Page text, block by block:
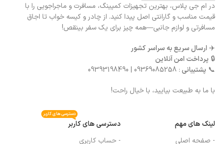
در ام جی پلاس، بهترین تجهیزات کمپینگ، مسافرت و ماجراجویی را با
قیمت مناسب و گارانتی اصل پیدا کنید. از چادر و کیسه خواب تا اجاق
مسافرتی و لوازم جانبی—همه چیز برای یک سفر بینقص!
✈️ ارسال سریع به سراسر کشور
🔒 پرداخت امن آنلاین
📞 پشتیبانی: 09369085258 | 09393198490
با ما به طبیعت بیایید، با خیال راحت!
لینک های مهم
- صفحه اصلی
دسترسی های کاربر
دسترسی های کاربر
- حساب کاربری